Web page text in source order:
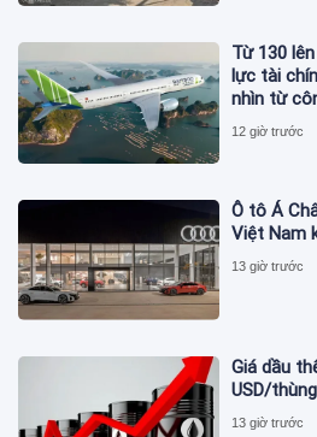
Từ 130
lực tài
nhìn từ
12 giờ trước
Ô tô Á
Việt Nam
13 giờ trước
Giá dầu
USD/thùng
13 giờ trước